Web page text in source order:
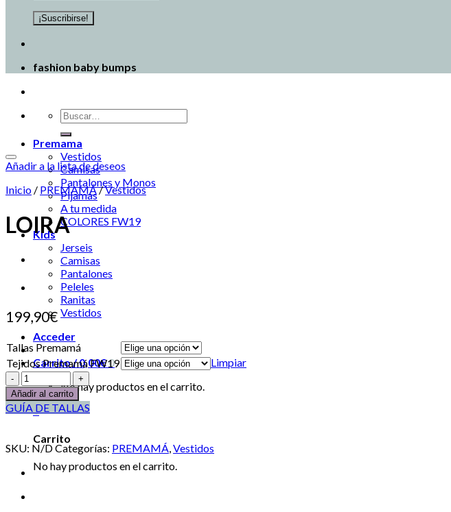
fashion baby bumps
Premama
Vestidos
Camisas
Pantalones y Monos
Pijamas
A tu medida
COLORES FW19
Kids
Jerseis
Camisas
Pantalones
Peleles
Ranitas
Vestidos
Acceder
Carrito /0,00€0
No hay productos en el carrito.
0
Carrito
No hay productos en el carrito.
Añadir a la lista de deseos
Inicio / PREMAMÁ/Vestidos
LOIRA
199,90€
Tallas Premamá
Tejidos Premamá FW19
Limpiar
Añadir al carrito
GUÍA DE TALLAS
SKU: N/DCategorías: PREMAMÁ,Vestidos